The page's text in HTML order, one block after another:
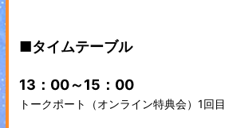
■タイムテーブル
13：00～15：00
トークポート（オンライン特典会）1回目